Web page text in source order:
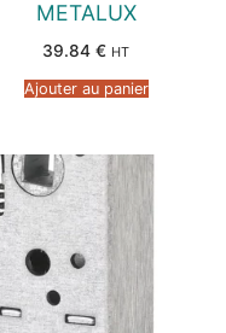
METALUX
39.84 € HT
Ajouter au panier